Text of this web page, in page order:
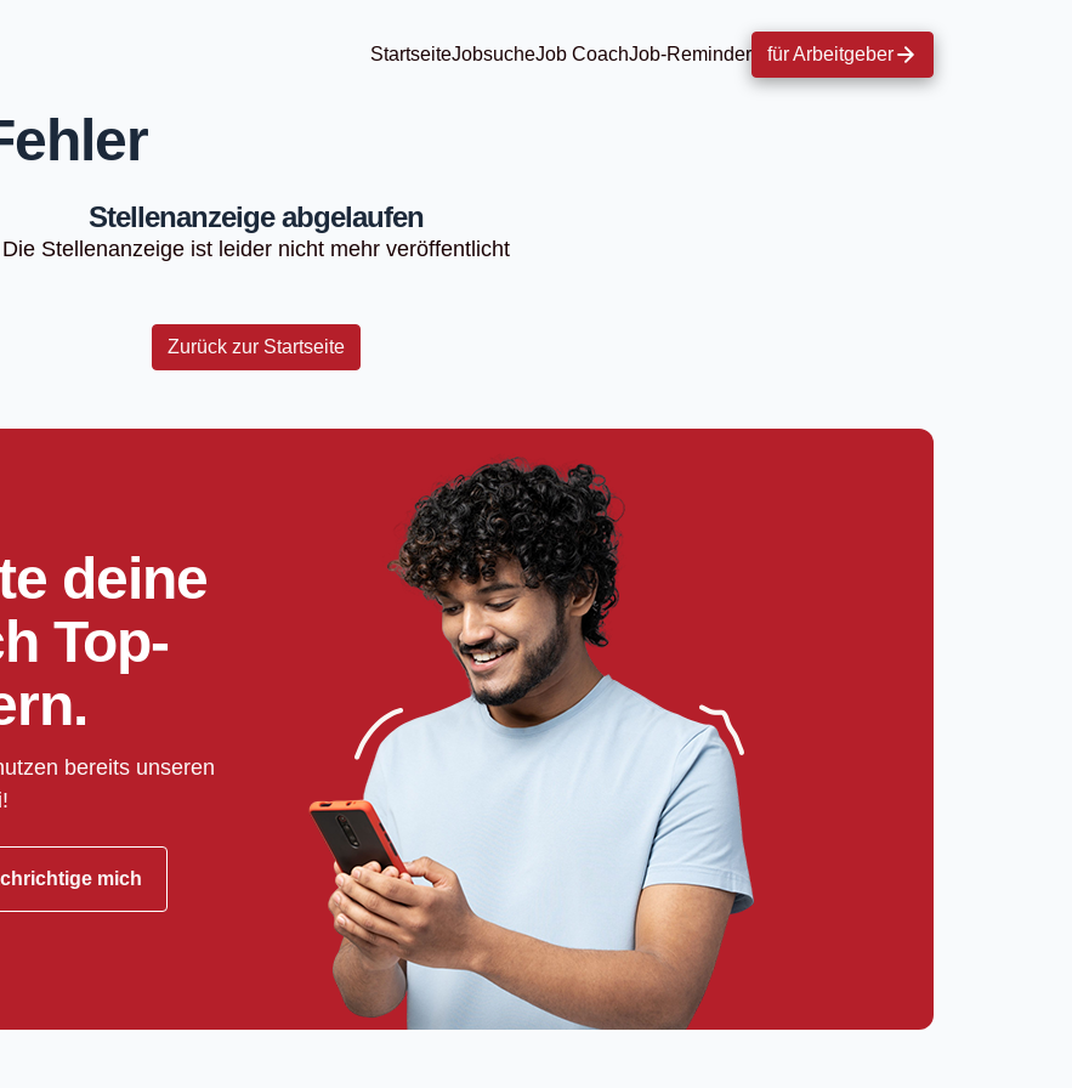
StartseiteJobsucheJob CoachJob-Reminder für Arbeitgeber
Stellenanzeige abgelaufen
Die Stellenanzeige ist leider nicht mehr veröffentlicht
Zurück zur Startseite
deine
Top-
bereits unseren
mich